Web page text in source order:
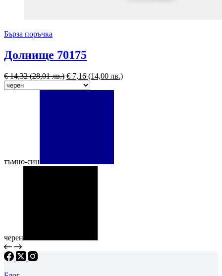
Бърза поръчка
Долнище 70175
€14,32(28,01 лв.) € 7,16 (14,00 лв.)
тъмно-син
черен